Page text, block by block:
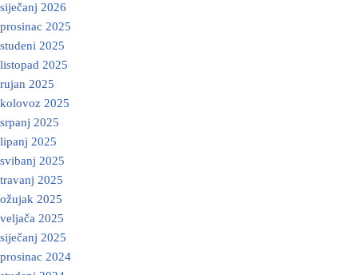
siječanj 2026
prosinac 2025
studeni 2025
listopad 2025
rujan 2025
kolovoz 2025
srpanj 2025
lipanj 2025
svibanj 2025
travanj 2025
ožujak 2025
veljača 2025
siječanj 2025
prosinac 2024